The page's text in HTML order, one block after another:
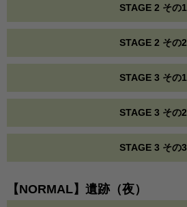
STAGE 2 その1
STAGE 2 その2
STAGE 3 その1
STAGE 3 その2
STAGE 3 その3
【NORMAL】遺跡（夜）